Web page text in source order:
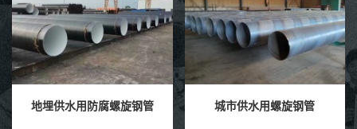
地埋供水用防腐螺旋钢管 城市供水用螺旋钢管